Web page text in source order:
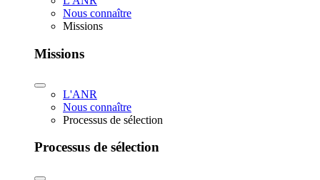
Nous connaître
Missions
Missions
L'ANR
Nous connaître
Processus de sélection
Processus de sélection